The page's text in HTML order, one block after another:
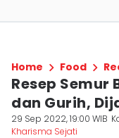
Home Food
Resep Semur
dan Gurih,
29 Sep 2022, 19:00 WIB
Kharisma Sejati